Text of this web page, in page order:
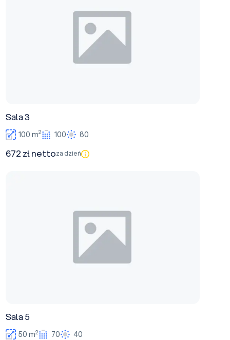
Sala 3
100 m2 100 80
672 zł nettoza dzień
Sala 5
50 m2 70 40